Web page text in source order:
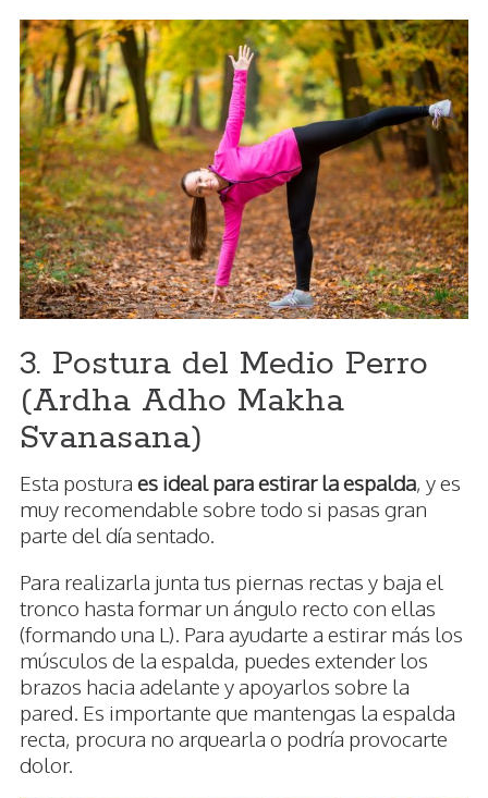
3. Postura del Medio Perro
(Ardha Adho Makha
Svanasana)
Esta postura es ideal para estirar la espalda, y es
muy recomendable sobre todo si pasas gran
parte del día sentado.
Para realizarla junta tus piernas rectas y baja el
tronco hasta formar un ángulo recto con ellas
(formando una L). Para ayudarte a estirar más los
músculos de la espalda, puedes extender los
brazos hacia adelante y apoyarlos sobre la
pared. Es importante que mantengas la espalda
recta, procura no arquearla o podría provocarte
dolor.